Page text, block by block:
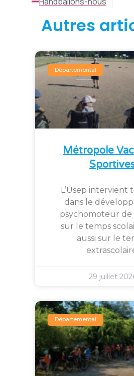
Autres
Départemental
Métropole
L’Usep intervient
dans le
psychomoteur de
sur le temps
aussi sur le
29 juillet
Départemental